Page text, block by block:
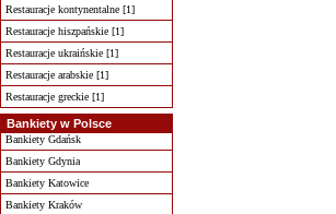
Restauracje kontynentalne [1]
Restauracje hiszpańskie [1]
Restauracje ukraińskie [1]
Restauracje arabskie [1]
Restauracje greckie [1]
Bankiety w Polsce
Bankiety Gdańsk
Bankiety Gdynia
Bankiety Katowice
Bankiety Kraków